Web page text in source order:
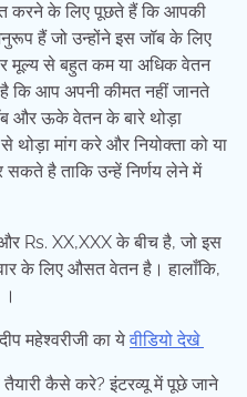
करने के लिए पूछते हैं कि आपकी
हैं जो उन्होंने इस जॉब के लिए
मूल्य से बहुत कम या अधिक वेतन
कि आप अपनी कीमत नहीं जानते
और ऊके वेतन के बारे थोड़ा
थोड़ा मांग करे और नियोक्ता को या
है ताकि उन्हें निर्णय लेने में
Rs. XX,XXX के बीच है, जो इस
के लिए औसत वेतन है। हालाँकि,
महेश्वरीजी का ये वीडियो देखे
कैसे करे? इंटरव्यू में पूछे जाने